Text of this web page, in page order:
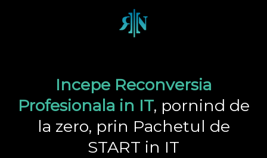
Incepe Reconversia
Profesionala in IT, pornind de
la zero, prin Pachetul de
START in IT